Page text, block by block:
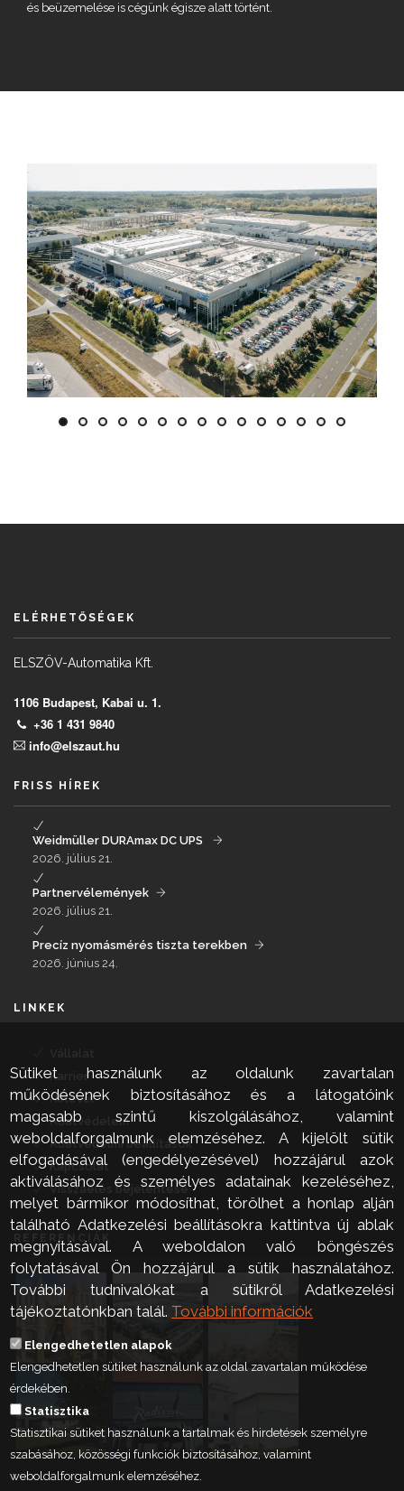
és beüzemelése is cégünk égisze alatt történt.
ELÉRHETŐSÉGEK
ELSZÖV-Automatika Kft.
1106 Budapest, Kabai u. 1.
+36 1 431 9840
info@elszaut.hu
FRISS HÍREK
Weidmüller DURAmax DC UPS
2026. július 21.
Partnervélemények
2026. július 21.
Precíz nyomásmérés tiszta terekben
2026. június 24.
LINKEK
Karrier
Hírlevél
Adatvédelem
Adatvédelmi beállítások
Kapcsolat
Visszaélés bejelentése
Sütiket használunk az oldalunk zavartalan
működésének biztosításához és a látogatóink
magasabb szintű kiszolgálásához, valamint
weboldalforgalmunk elemzéséhez. A kijelölt sütik
elfogadásával (engedélyezésével) hozzájárul azok
aktiválásához és személyes adatainak kezeléséhez,
melyet bármikor módosíthat, törölhet a honlap alján
található Adatkezelési beállításokra kattintva új ablak
megnyitásával. A weboldalon való böngészés
folytatásával Ön hozzájárul a sütik használatához.
További tudnivalókat a sütikről Adatkezelési
tájékoztatónkban talál. További információk
Elengedhetetlen alapok
Elengedhetetlen sütiket használunk az oldal zavartalan működése
érdekében.
Statisztika
Statisztikai sütiket használunk a tartalmak és hirdetések személyre
szabásához, közösségi funkciók biztosításához, valamint
weboldalforgalmunk elemzéséhez.